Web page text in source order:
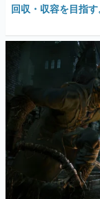
回収・収容を目指